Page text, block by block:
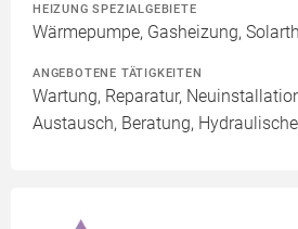
HEIZUNG SPEZIALGEBIETE
Wärmepumpe, Gasheizung,
ANGEBOTENE TÄTIGKEITEN
Wartung, Reparatur,
Austausch, Beratung,